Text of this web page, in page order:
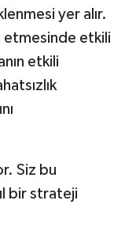
yer alır.
etkili
etkili
Siz bu
bir strateji